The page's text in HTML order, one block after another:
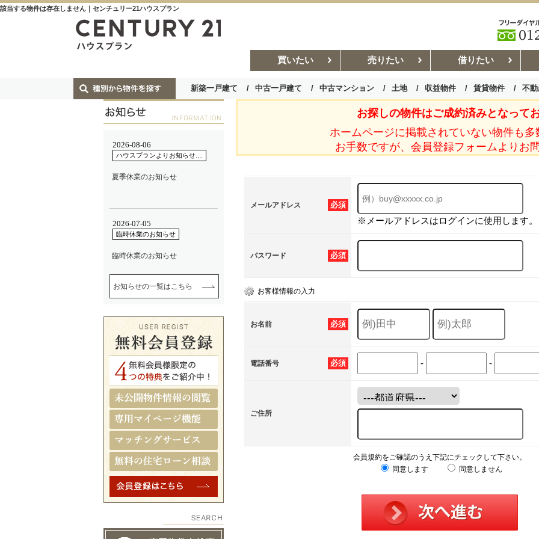
該当する物件は存在しません｜センチュリー21ハウスプラン
買いたい 売りたい 借りたい
新築一戸建て 中古一戸建て 中古マンション 土地 収益物件 賃貸物件 不
お部屋探しコラム 賃貸管理コ
お探しの物件はご成約済みとなってお
ホームページに掲載されていない物件も多
お手数ですが、会員登録フォームよりお
必須
メールアドレス
※メールアドレスはログインに使用します。
必須
パスワード
お客様情報の入力
必須
お名前
必須
電話番号 - -
ご住所
会員規約をご確認のうえ下記にチェックして下さい。
同意します
同意しません
お知らせの一覧はこちら